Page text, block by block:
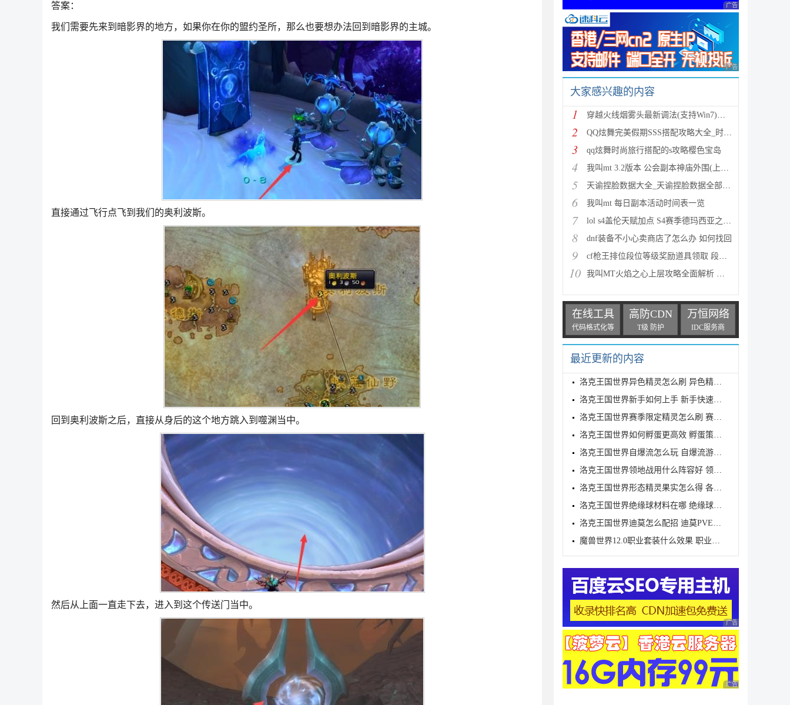
答案：
我们需要先来到暗影界的地方，如果你在你的盟约圣所，那么也要想办法回到暗影界的主城。
直接通过飞行点飞到我们的奥利波斯。
回到奥利波斯之后，直接从身后的这个地方跳入到噬渊当中。
然后从上面一直走下去，进入到这个传送门当中。
广告 商业广告，理性
广告 商业广告，理性
大家感兴趣的内容
1 穿越火线烟雾头最新调法(支持Win7)图文攻略
2 QQ炫舞完美假期SSS搭配攻略大全_时尚旅行完美假期1-15
3 qq炫舞时尚旅行搭配的s攻略樱色宝岛
4 我叫mt 3.2版本 公会副本神庙外围(上层)攻略心得
5 天谕捏脸数据大全_天谕捏脸数据全部汇总
6 我叫mt 每日副本活动时间表一览
7 lol s4盖伦天赋加点 S4赛季德玛西亚之力符文与出装推
8 dnf装备不小心卖商店了怎么办 如何找回
9 cf枪王排位段位等级奖励道具领取 段位等级奖励大全
10 我叫MT火焰之心上层攻略全面解析 挑战拉格罗斯
在线工具
代码格式化等
高防CDN
T级 防护
万恒网络
IDC服务商
最近更新的内容
洛克王国世界异色精灵怎么刷 异色精灵高效刷取指南
洛克王国世界新手如何上手 新手快速入门教学
洛克王国世界赛季限定精灵怎么刷 赛季限定奇遇精灵刷
洛克王国世界如何孵蛋更高效 孵蛋策略分享
洛克王国世界自爆流怎么玩 自爆流游玩心得
洛克王国世界领地战用什么阵容好 领地战速通阵容推荐
洛克王国世界形态精灵果实怎么得 各形态精灵果实获取
洛克王国世界绝缘球材料在哪 绝缘球材料收集线路攻略
洛克王国世界迪莫怎么配招 迪莫PVE与PVP配招推荐
魔兽世界12.0职业套装什么效果 职业套装一览
广告 商业广告，理性
广告 商业广告，理性